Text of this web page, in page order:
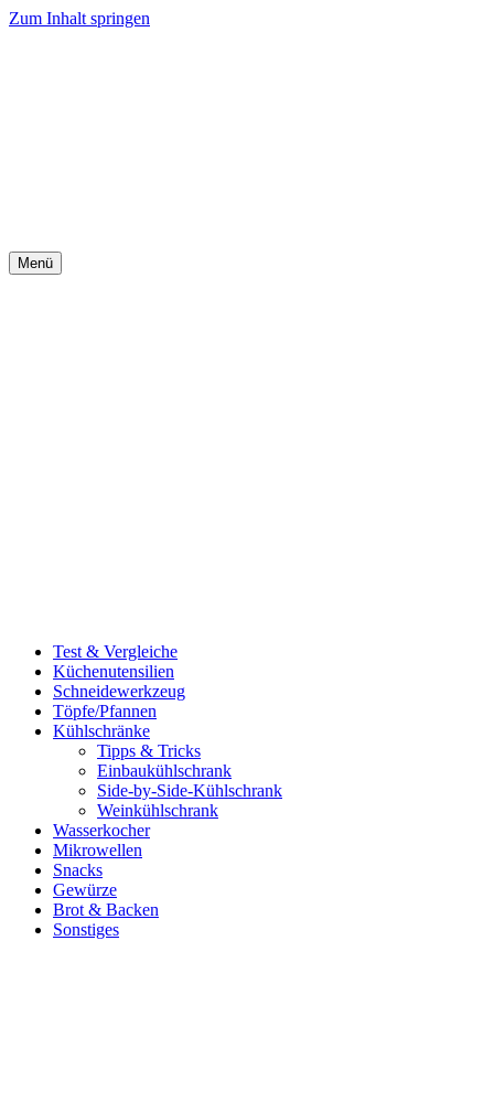
Zum Inhalt springen
Menü
Test & Vergleiche
Küchenutensilien
Schneidewerkzeug
Töpfe/Pfannen
Kühlschränke
Tipps & Tricks
Einbaukühlschrank
Side-by-Side-Kühlschrank
Weinkühlschrank
Wasserkocher
Mikrowellen
Snacks
Gewürze
Brot & Backen
Sonstiges